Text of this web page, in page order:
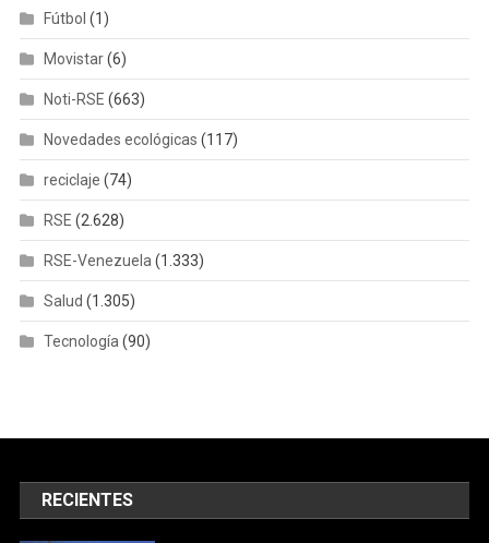
Fútbol (1)
Movistar(6)
Noti-RSE (663)
Novedades ecológicas (117)
reciclaje (74)
RSE (2.628)
RSE-Venezuela(1.333)
Salud (1.305)
Tecnología(90)
RECIENTES